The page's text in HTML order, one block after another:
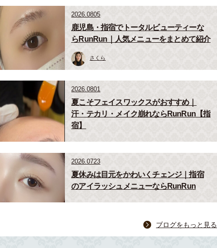
2026.0805
鹿児島・指宿でトータルビューティーな
らRunRun｜人気メニューをまとめて紹介
さくら
2026.0801
夏こそフェイスワックスがおすすめ｜
汗・テカリ・メイク崩れならRunRun【指
宿】
2026.0723
夏休みは目元をかわいくチェンジ｜指宿
のアイラッシュメニューならRunRun
ブログをもっと見る